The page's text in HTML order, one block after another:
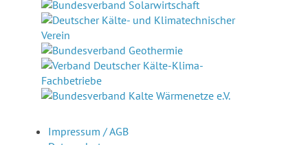
Impressum / AGB